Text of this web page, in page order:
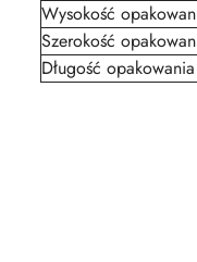
Wysokość
Szerokość
Długość opakowania